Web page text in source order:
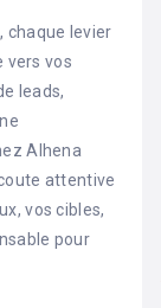
chaque levier
vers vos
leads,
Alhena
attentive
vos cibles,
pour